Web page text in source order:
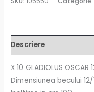
Descriere
X 10 GLADIOLUS OSCAR
Dimensiunea becului 12/